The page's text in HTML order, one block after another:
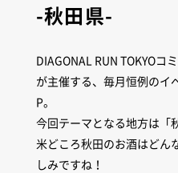
-秋田県-
DIAGONAL RUN TOKYOコ
が主催する、毎月恒例のイ
P。
今回テーマとなる地方は「
米どころ秋田のお酒はどん
しみですね！